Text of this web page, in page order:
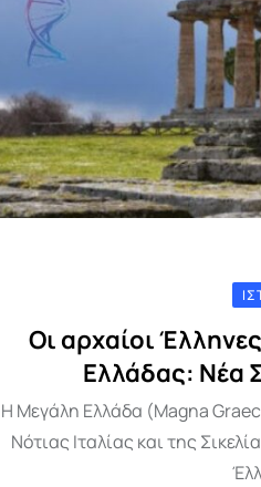
Οι αρχαίοι
Ελλάδας: Νέα
Η Μεγάλη Ελλάδα (Magna
Νότιας Ιταλίας και της